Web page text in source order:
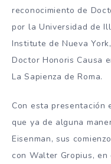
reconocimiento de
por la Universidad de
Institute de Nueva
Doctor Honoris Causa
La Sapienza de Roma.
Con esta presentación
que ya de alguna
Eisenman, sus
con Walter Gropius,